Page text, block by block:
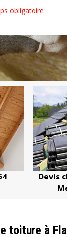
obligatoire
de tuile 54
et-Moselle
toiture à